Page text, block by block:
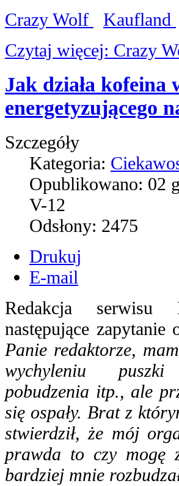
Crazy Wolf
Kaufland
Czytaj więcej: Crazy
Jak działa kofeina
energetyzującego
Szczegóły
Kategoria:
Opublikowano: 02
V-12
Odsłony: 2475
Drukuj
E-mail
Redakcja serwisu
następujące
Panie redaktorze,
wychyleniu
pobudzenia itp., ale
się ospały. Brat z
stwierdził, że mój
prawda to czy mogę
bardziej mnie